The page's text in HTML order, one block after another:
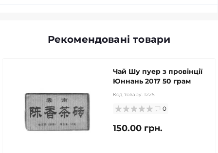
Рекомендовані товари
Чай Шу пуер з провінції
Юннань 2017 50 грам
Код товару: 1225
0
150.00 грн.